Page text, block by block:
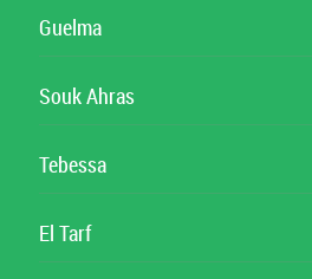
Guelma
Souk Ahras
Tebessa
El Tarf